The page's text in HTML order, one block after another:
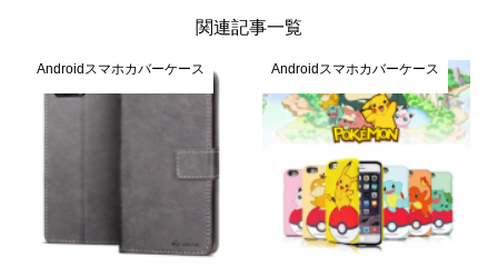
関連記事一覧
Androidスマホカバーケース Androidスマホカバーケース